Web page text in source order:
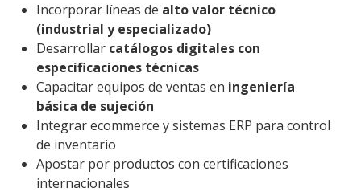
Incorporar líneas de alto valor técnico
(industrial y especializado)
Desarrollar catálogos digitales con
especificaciones técnicas
Capacitar equipos de ventas en ingeniería
básica de sujeción
Integrar ecommerce y sistemas ERP para control
de inventario
Apostar por productos con certificaciones
internacionales